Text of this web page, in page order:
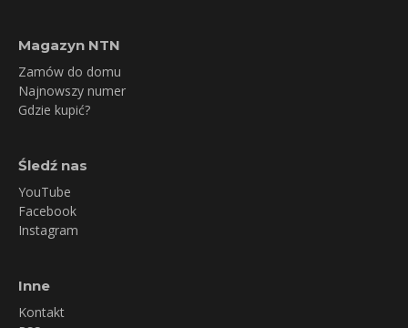
Magazyn NTN
Zamów do domu
Najnowszy numer
Gdzie kupić?
Śledź nas
YouTube
Facebook
Instagram
Inne
Kontakt